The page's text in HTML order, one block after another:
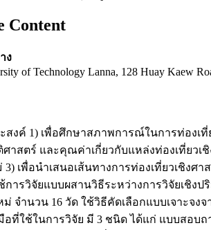
Content
ง
of Technology Lanna, 128 Huay Kaew
สงค์ 1) เพื่อศึกษาสภาพการณ์ในการท่องเที่
ศาสตร์ และคุณค่าเกี่ยวกับแหล่งท่องเที่ยว
3) เพื่อนำเสนอเส้นทางการท่องเที่ยวเชิง
การวิจัยแบบผสานวิธีระหว่างการวิจัยเชิ
หม่ จำนวน 16 วัด ใช้วิธีคัดเลือกแบบเจาะ
อที่ใช้ในการวิจัย มี 3 ชนิด ได้แก่ แบบสอ